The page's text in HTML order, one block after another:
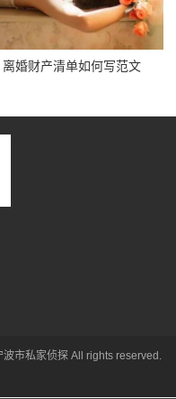
离婚财产清单如何写范文
市私家侦探 All rights reserved.